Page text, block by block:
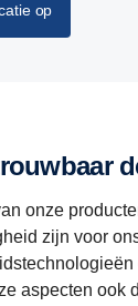
op
onze
zijn voor
aspecten ook